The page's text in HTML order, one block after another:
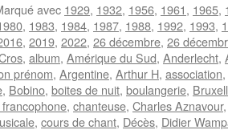
avec 1929, 1932, 1956, 1961, 1965,
, 1983, 1984, 1987, 1988, 1992, 1993,
, 2019, 2022, 26 décembre, 26
, album, Amérique du Sud, Anderlecht,
prénom, Argentine, Arthur H, association,
, Bobino, boites de nuit, boulangerie,
, chanteuse, Charles Aznavour
, cours de chant, Décès, Didier